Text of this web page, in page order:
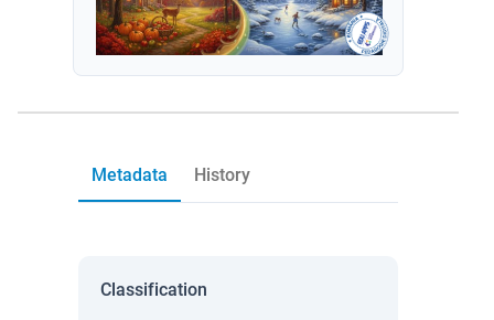
Metadata History
Classification